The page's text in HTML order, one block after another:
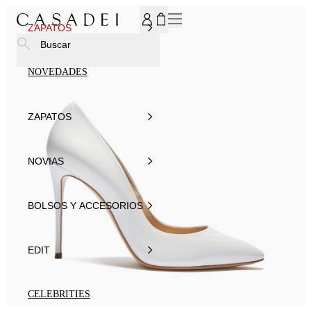
ZAPATOS
NOVEDADES
ZAPATOS
NOVIAS
BOLSOS Y ACCESORIOS
EDIT
CELEBRITIES
Buscar